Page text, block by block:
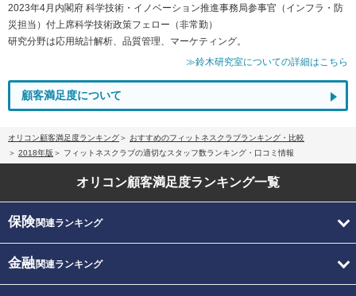
2023年4月内閣府 科学技術・イノベーション推進事務局参事官（インフラ・防
災担当）付上席科学技術政策フェロー（非常勤）
研究分野は応用統計解析、品質管理、マーケティング。
≫鈴木研究室についての詳細はこちら
顧客満足度について
オリコン顧客満足度ランキング
おすすめのフィットネスクラブランキング・比較
2018年版
フィットネスクラブの適切なスタッフ数ランキング・口コミ情報
オリコン顧客満足度ランキング一覧
保険関連ランキング
金融関連ランキング